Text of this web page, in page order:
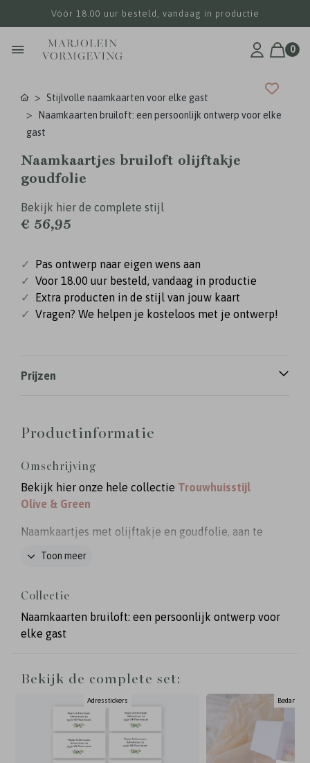
Vóór 18.00 uur besteld, vandaag in productie
0
Stijlvolle naamkaarten voor elke gast
Naamkaarten bruiloft: een persoonlijk ontwerp voor elke
gast
Naamkaartjes bruiloft olijftakje
goudfolie
Bekijk hier de complete stijl
€ 56,95
✓
Pas ontwerp naar eigen wens aan
✓ Voor 18.00 uur besteld, vandaag in productie
✓
Extra producten in de stijl van jouw kaart
✓ Vragen? We helpen je kosteloos met je ontwerp!
Prijzen
Productinformatie
Omschrijving
Bekijk hier onze hele collectie Trouwhuisstijl
Olive & Green
Naamkaartjes met olijftakje en goudfolie, aan te
Toon meer
Collectie
Naamkaarten bruiloft: een persoonlijk ontwerp voor
elke gast
Bekijk de complete set:
Adresstickers